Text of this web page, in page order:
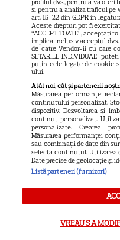
21
SERIALE AMERICANE
Sandra Oh
plecat din
Discuția cu
care a schimbat
si pentru a analiza traficul pe
art. 15-22 din GDPR in
Aceste drepturi pot fi
“ACCEPT TOATE”, acceptati
implica inclusiv acceptul
de catre Vendor-ii cu care
SETARILE INDIVIDUAL”
putin cele legate de cookie
ului.
Atât noi, cât și partenerii
Măsurarea performanței
conținutului personalizat.
dispozitiv. Dezvoltarea și
conținut personalizat.
personalizate. Crearea
Măsurarea performanței
sau combinații de date din
selecta conținutul. Utilizarea
Date precise de geolocație și
Listă parteneri (furnizori)
VREAU SA